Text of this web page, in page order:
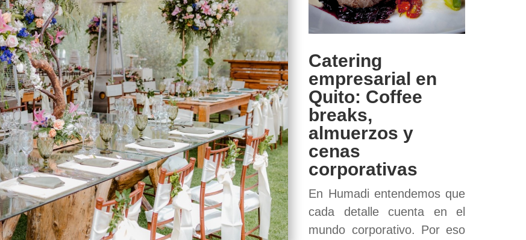
Catering
empresarial en
Quito: Coffee
breaks,
almuerzos y
cenas
corporativas
En Humadi entendemos que
cada detalle cuenta en el
mundo corporativo. Por eso